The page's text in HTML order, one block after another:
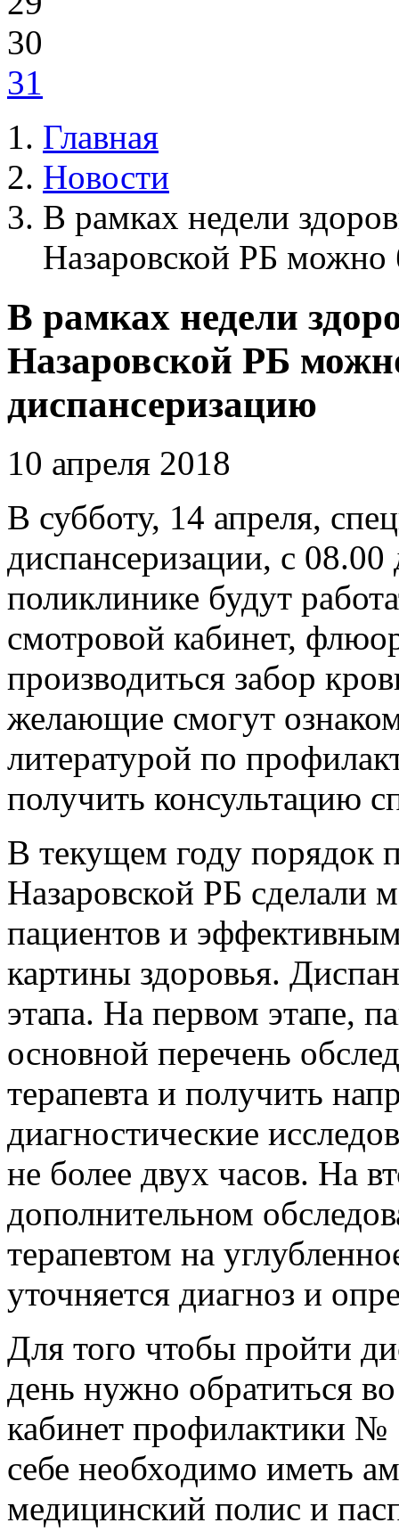
30
31
Главная
Новости
В рамках недели
Назаровской РБ можно
В рамках недели
Назаровской РБ
диспансеризацию
10 апреля 2018
В субботу, 14 апреля,
диспансеризации, с
поликлинике будут
смотровой кабинет,
производиться забор
желающие смогут
литературой по
получить консультацию
В текущем году порядок
Назаровской РБ сделали
пациентов и
картины здоровья.
этапа. На первом этапе,
основной перечень
терапевта и получить
диагностические
не более двух часов. На
дополнительном
терапевтом на
уточняется диагноз и
Для того чтобы пройти
день нужно обратиться
кабинет профилактики №
себе необходимо иметь
медицинский полис и